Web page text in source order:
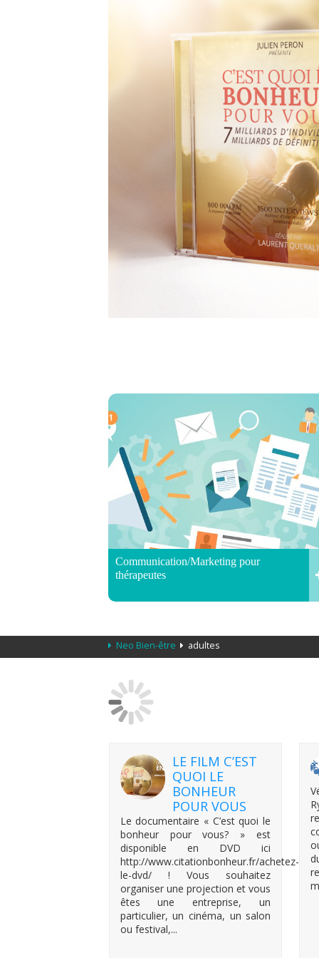
Communication/Marketing pour
thérapeutes
Neo Bien-être adultes
LE FILM C’EST
QUOI LE
BONHEUR
POUR VOUS
Le documentaire « C’est quoi le
bonheur pour vous? » est
disponible en DVD ici
http://www.citationbonheur.fr/achetez-
le-dvd/ ! Vous souhaitez
organiser une projection et vous
êtes une entreprise, un
particulier, un cinéma, un salon
ou festival,...